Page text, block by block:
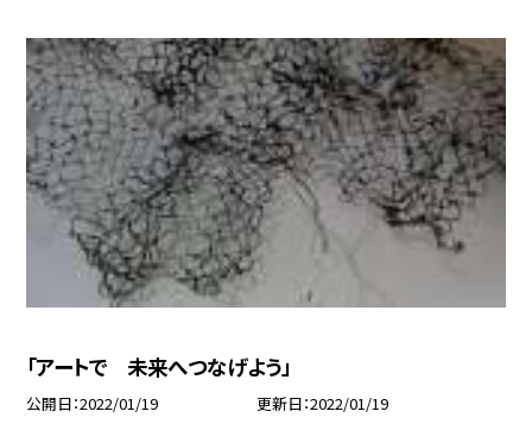
「アートで 未来へつなげよう」
公開日 2022/01/19 更新日 2022/01/19